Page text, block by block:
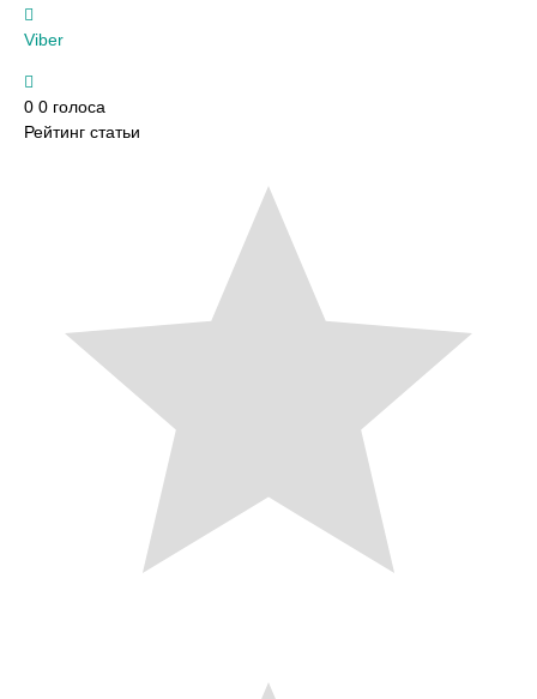
Viber
0 0 голоса
Рейтинг статьи